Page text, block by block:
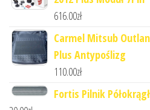
616.00zł
Carmel Mitsub
Plus Antypoślizg
110.00zł
Fortis Pilnik